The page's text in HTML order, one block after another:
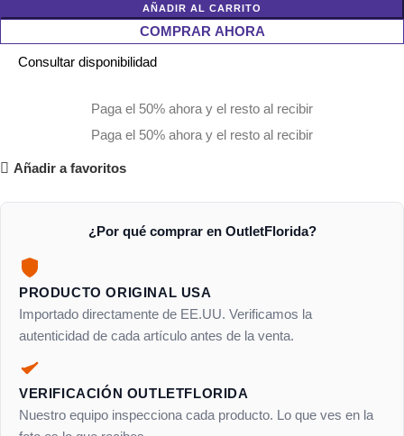
AÑADIR AL CARRITO
COMPRAR AHORA
Consultar disponibilidad
Paga el 50% ahora y el resto al recibir
Paga el 50% ahora y el resto al recibir
Añadir a favoritos
¿Por qué comprar en OutletFlorida?
PRODUCTO ORIGINAL USA
Importado directamente de EE.UU. Verificamos la
autenticidad de cada artículo antes de la venta.
VERIFICACIÓN OUTLETFLORIDA
Nuestro equipo inspecciona cada producto. Lo que ves en la